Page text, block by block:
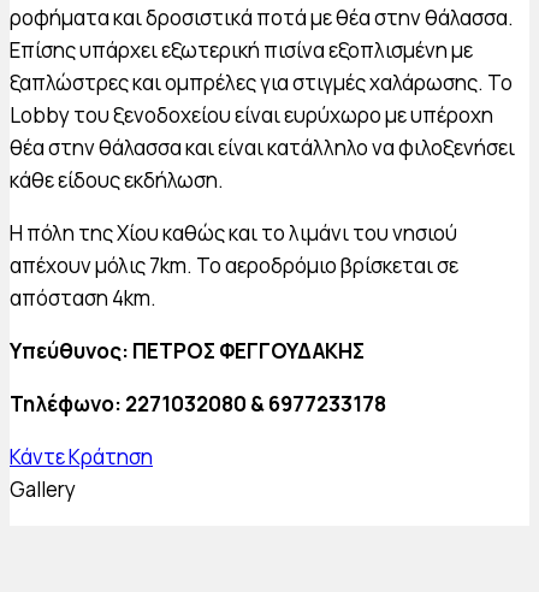
ροφήματα και δροσιστικά ποτά με θέα στην θάλασσα.
Επίσης υπάρχει εξωτερική πισίνα εξοπλισμένη με
ξαπλώστρες και ομπρέλες για στιγμές χαλάρωσης. Το
Lobby του ξενοδοχείου είναι ευρύχωρο με υπέροχη
θέα στην θάλασσα και είναι κατάλληλο να φιλοξενήσει
κάθε είδους εκδήλωση.
Η πόλη της Χίου καθώς και το λιμάνι του νησιού
απέχουν μόλις 7km. Το αεροδρόμιο βρίσκεται σε
απόσταση 4km.
Υπεύθυνος: ΠΕΤΡΟΣ ΦΕΓΓΟΥΔΑΚΗΣ
Τηλέφωνο: 2271032080 & 6977233178
Κάντε Κράτηση
Gallery